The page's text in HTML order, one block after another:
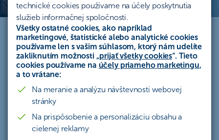
technické cookies používame na účely poskytnutia
služieb informačnej spoločnosti.
Všetky ostatné cookies, ako napríklad
marketingové, štatistické alebo analytické cookies
používame len s vašim súhlasom, ktorý nám udelíte
zakliknutím možnosti „prijať všetky cookies“. Tieto
cookies používame na účely priameho marketingu,
a to vrátane:
Na meranie a analýzu návštevnosti webovej
stránky
Na prispôsobenie a personalizáciu obsahu a
cielenej reklamy
Leasingový úver pre
podnikateľov
Využite rýchly spôsob obstarania predmetu a
rozvíjajte svoje podnikanie. Splátku si zvolíte sami
a my vám zaručíme, že sa počas splácania
nezmení.
Mám záujem